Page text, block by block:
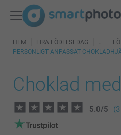
HEM FIRA FÖDELSEDAG
PERSONLIGT ANPASSAT
Choklad
5.0/5